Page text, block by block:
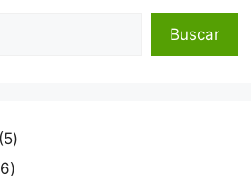
Buscar
55
productos
66